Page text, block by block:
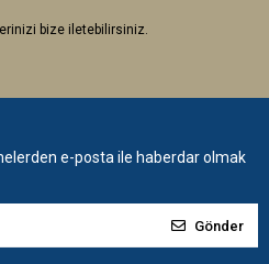
bize iletebilirsiniz.
e-posta ile haberdar olmak
Gönder